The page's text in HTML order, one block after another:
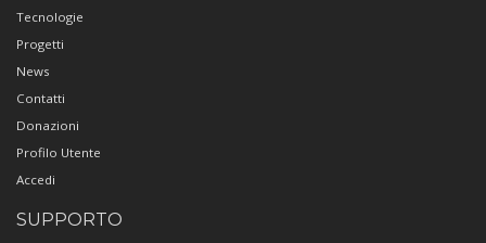
Tecnologie
Progetti
News
Contatti
Donazioni
Profilo Utente
Accedi
SUPPORTO